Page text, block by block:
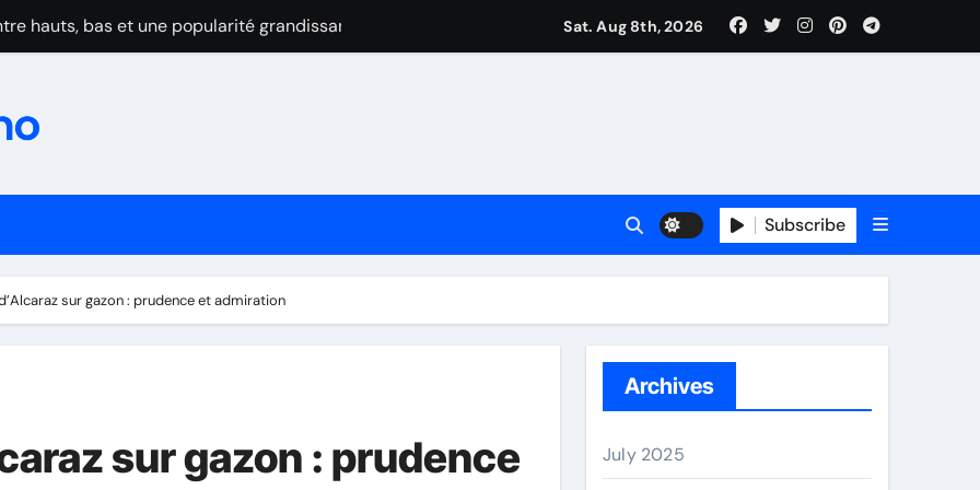
hauts, bas et une popularité grandissante
maudit par les blessures
après l’abandon cruel de Dimitrov
Sat. Aug 8th, 2026
Subscribe
sur gazon : prudence et admiration
sur gazon : prudence
Archives
July 2025